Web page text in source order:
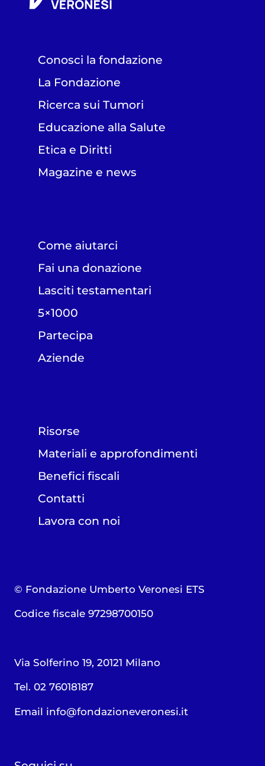
Conosci la fondazione
La Fondazione
Ricerca sui Tumori
Educazione alla Salute
Etica e Diritti
Magazine e news
Come aiutarci
Fai una donazione
Lasciti testamentari
5×1000
Partecipa
Aziende
Risorse
Materiali e approfondimenti
Benefici fiscali
Contatti
Lavora con noi
© Fondazione Umberto Veronesi ETS
Codice fiscale 97298700150
Via Solferino 19, 20121 Milano
Tel. 02 76018187
Email info@fondazioneveronesi.it